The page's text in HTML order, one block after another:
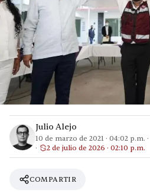
Julio Alejo
10 de marzo de 2021 · 04:02 p.m. ·
2 de julio de 2026 · 02:10 p.m.
COMPARTIR